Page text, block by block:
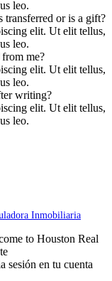
leo.
transferred or is a gift?
elit. Ut elit tellus,
leo.
me?
elit. Ut elit tellus,
leo.
writing?
elit. Ut elit tellus,
leo.
Inmobiliaria
to Houston Real
sesión en tu cuenta